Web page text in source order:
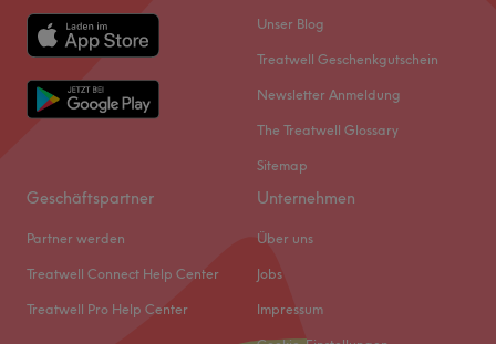
Unser Blog
Treatwell Geschenkgutschein
Newsletter Anmeldung
The Treatwell Glossary
Sitemap
Geschäftspartner
Partner werden
Treatwell Connect Help Center
Treatwell Pro Help Center
Unternehmen
Über uns
Jobs
Impressum